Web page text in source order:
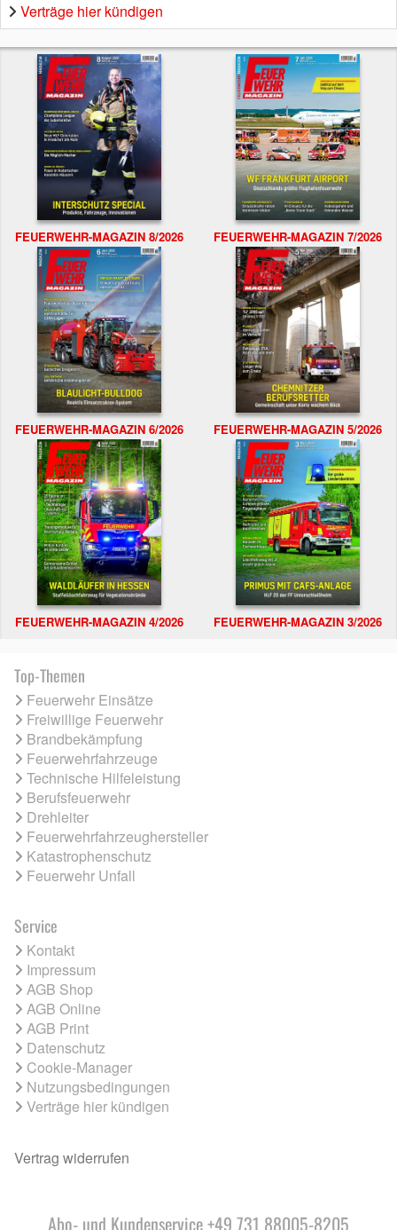
Verträge hier kündigen
FEUERWEHR-MAGAZIN 8/2026 FEUERWEHR-MAGAZIN 7/2026
FEUERWEHR-MAGAZIN 6/2026 FEUERWEHR-MAGAZIN 5/2026
FEUERWEHR-MAGAZIN 4/2026 FEUERWEHR-MAGAZIN 3/2026
Top-Themen
Feuerwehr Einsätze
Freiwillige Feuerwehr
Brandbekämpfung
Feuerwehrfahrzeuge
Technische Hilfeleistung
Berufsfeuerwehr
Drehleiter
Feuerwehrfahrzeughersteller
Katastrophenschutz
Feuerwehr Unfall
Service
Kontakt
Impressum
AGB Shop
AGB Online
AGB Print
Datenschutz
Cookie-Manager
Nutzungsbedingungen
Verträge hier kündigen
Vertrag widerrufen
Abo- und Kundenservice +49 731 88005-8205